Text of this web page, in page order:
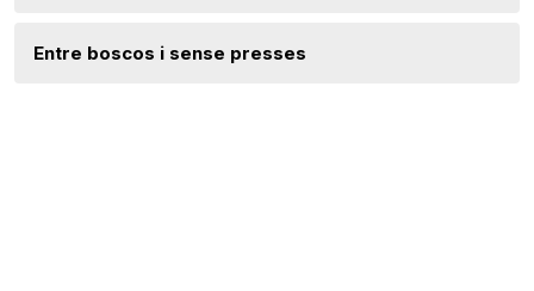
Entre boscos i sense presses